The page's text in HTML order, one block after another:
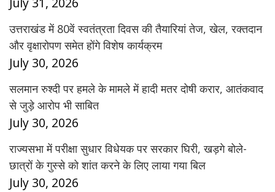
उत्तराखंड में 80वें स्वतंत्रता दिवस की तैयारियां तेज, खेल, रक्तदान
और वृक्षारोपण समेत होंगे विशेष कार्यक्रम
July 30, 2026
सलमान रुश्दी पर हमले के मामले में हादी मतर दोषी करार, आतंकवाद
से जुड़े आरोप भी साबित
July 30, 2026
राज्यसभा में परीक्षा सुधार विधेयक पर सरकार घिरी, खड़गे बोले-
छात्रों के गुस्से को शांत करने के लिए लाया गया बिल
July 30, 2026